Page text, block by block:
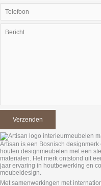
Artisan is een Bosnisch
houten designmeubelen met een
materialen. Het merk ontstond uit
jaar ervaring in houtbewerking en
meubeldesign.
Met samenwerkingen met